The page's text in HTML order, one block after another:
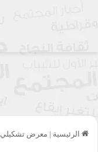
الرئيسية | معرض تشكيلي